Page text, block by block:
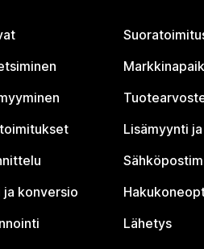
konversio
Lisämyynti
Lähetys